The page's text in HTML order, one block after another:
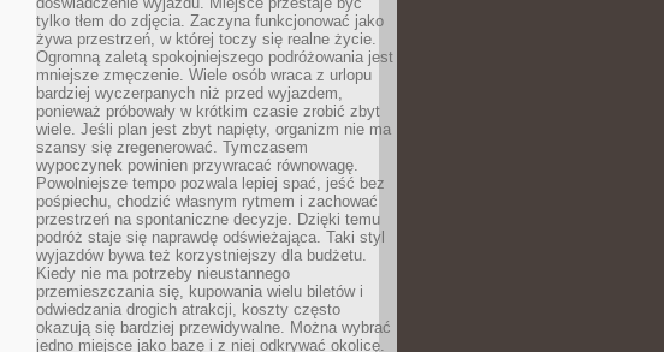
tylko tłem do zdjęcia. Zaczyna funkcjonować jako
żywa przestrzeń, w której toczy się realne życie.
Ogromną zaletą spokojniejszego podróżowania jest
mniejsze zmęczenie. Wiele osób wraca z urlopu
bardziej wyczerpanych niż przed wyjazdem,
ponieważ próbowały w krótkim czasie zrobić zbyt
wiele. Jeśli plan jest zbyt napięty, organizm nie ma
szansy się zregenerować. Tymczasem
wypoczynek powinien przywracać równowagę.
Powolniejsze tempo pozwala lepiej spać, jeść bez
pośpiechu, chodzić własnym rytmem i zachować
przestrzeń na spontaniczne decyzje. Dzięki temu
podróż staje się naprawdę odświeżająca. Taki styl
wyjazdów bywa też korzystniejszy dla budżetu.
Kiedy nie ma potrzeby nieustannego
przemieszczania się, kupowania wielu biletów i
odwiedzania drogich atrakcji, koszty często
okazują się bardziej przewidywalne. Można wybrać
jedno miejsce jako bazę i z niej odkrywać okolicę.